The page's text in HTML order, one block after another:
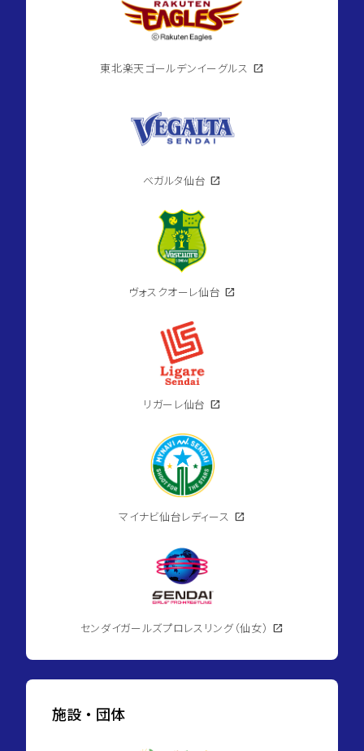
駅
駅
174.19m²
万
domain セ
キ
東北楽天ゴールデンイーグルス open_in_new
ベガルタ仙台 open_in_new
ヴォスクオーレ仙台 open_in_new
リガーレ仙台 open_in_new
マイナビ仙台レディース open_in_new
センダイガールズプロレスリング（仙女） open_in_new
施設・団体